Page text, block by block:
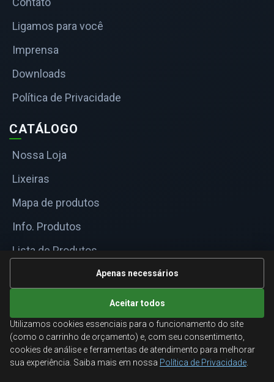
Ligamos para você
Imprensa
Downloads
Política de Privacidade
CATÁLOGO
Nossa Loja
Lixeiras
Mapa de produtos
Info. Produtos
Lista de Produtos
Informações Técnicas
ATENDIMENTO
Orçamentos corporativos, condições para empresas
e suporte especializado.
Apenas necessários
Aceitar todos
Utilizamos cookies essenciais para o funcionamento do site
(como o carrinho de orçamento) e, com seu consentimento,
cookies de análise e ferramentas de atendimento para melhorar
sua experiência. Saiba mais em nossa Política de Privacidade